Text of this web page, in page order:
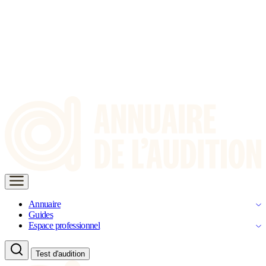
Annuaire
Guides
Espace professionnel
Test d'audition